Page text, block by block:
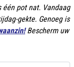
pot nat. Vandaag
gekte. Genoeg is
Bescherm uw